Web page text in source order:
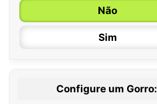
Não
Sim
Configure um Gorro: